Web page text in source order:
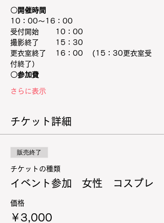
〇開催時間
10：00～16：00
受付開始　 　10：00
撮影終了　 　15：30
更衣室終了 　16：00　 (15：30更衣室受
付終了）
〇参加費
さらに表示
チケット詳細
販売終了
チケットの種類
イベント参加 女性 コスプレ
価格
￥3,000